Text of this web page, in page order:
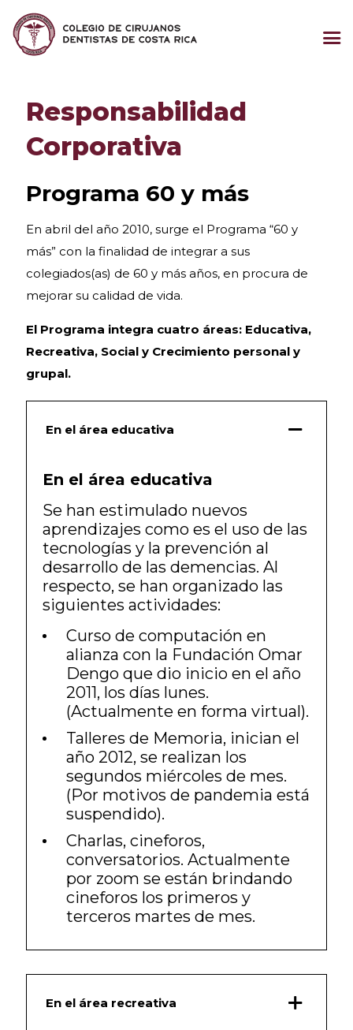
Responsabilidad
Corporativa
Programa 60 y más
En abril del año 2010, surge el Programa “60 y
más” con la finalidad de integrar a sus
colegiados(as) de 60 y más años, en procura de
mejorar su calidad de vida.
El Programa integra cuatro áreas: Educativa,
Recreativa, Social y Crecimiento personal y
grupal.
En el área educativa
En el área educativa
Se han estimulado nuevos
aprendizajes como es el uso de las
tecnologías y la prevención al
desarrollo de las demencias. Al
respecto, se han organizado las
siguientes actividades:
Curso de computación en
alianza con la Fundación Omar
Dengo que dio inicio en el año
2011, los días lunes.
(Actualmente en forma virtual).
Talleres de Memoria, inician el
año 2012, se realizan los
segundos miércoles de mes.
(Por motivos de pandemia está
suspendido).
Charlas, cineforos,
conversatorios. Actualmente
por zoom se están brindando
cineforos los primeros y
terceros martes de mes.
En el área recreativa